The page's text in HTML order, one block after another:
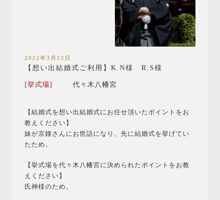
2022年3月12日
【想い出結婚式ご利用】K.N様 R.S様
[挙式場] 代々木八幡宮
【結婚式を想い出結婚式にお任せ頂いたポイントをお
教えください】
妹が京鐘さんにお世話になり、先に結婚式を挙げてい
たため。
【挙式場を代々木八幡宮に決められたポイントをお教
えください】
氏神様のため。